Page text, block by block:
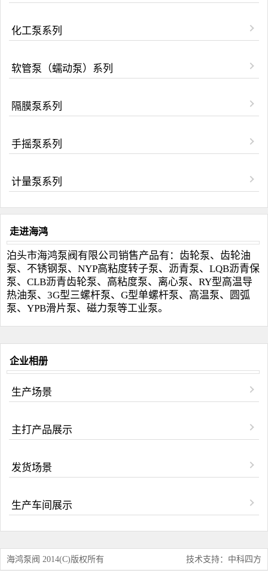
化工泵系列
软管泵（蠕动泵）系列
隔膜泵系列
手摇泵系列
计量泵系列
走进海鸿
泊头市海鸿泵阀有限公司销售产品有：齿轮泵、齿轮油
泵、不锈钢泵、NYP高粘度转子泵、沥青泵、LQB沥青保
泵、CLB沥青齿轮泵、高粘度泵、离心泵、RY型高温导
热油泵、3G型三螺杆泵、G型单螺杆泵、高温泵、圆弧
泵、YPB滑片泵、磁力泵等工业泵。
企业相册
生产场景
主打产品展示
发货场景
生产车间展示
海鸿泵阀 2014(C)版权所有 技术支持：中科四方